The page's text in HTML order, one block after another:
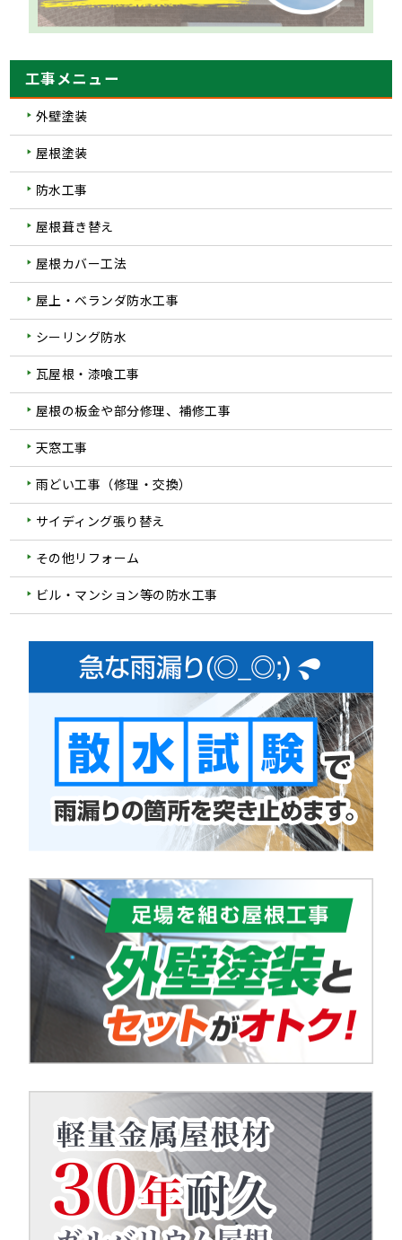
工事メニュー
外壁塗装
屋根塗装
防水工事
屋根葺き替え
屋根カバー工法
屋上・ベランダ防水工事
シーリング防水
瓦屋根・漆喰工事
屋根の板金や部分修理、補修工事
天窓工事
雨どい工事（修理・交換）
サイディング張り替え
その他リフォーム
ビル・マンション等の防水工事